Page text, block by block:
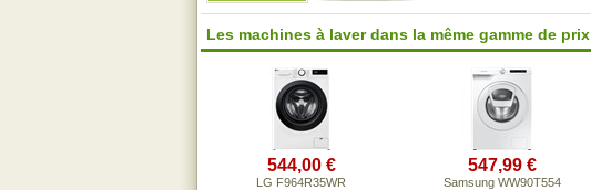
Les machines à laver dans la même gamme de prix
544,00 €
LG F964R35WR
547,99 €
Samsung WW90T554